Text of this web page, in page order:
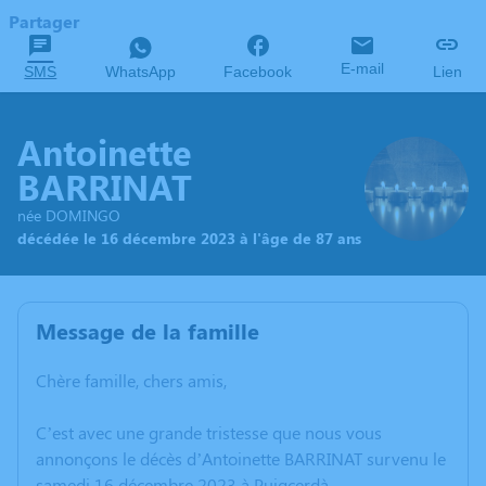
Partager
SMS WhatsApp Facebook E-mail Lien
Antoinette
BARRINAT
née DOMINGO
décédée le 16 décembre 2023 à l'âge de 87 ans
Message de la famille
Chère famille, chers amis,
C’est avec une grande tristesse que nous vous
annonçons le décès d’Antoinette BARRINAT survenu le